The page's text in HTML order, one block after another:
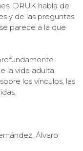
DRUK habla de
y de las preguntas
parece a la que
la vida adulta,
los vínculos, las
Álvaro